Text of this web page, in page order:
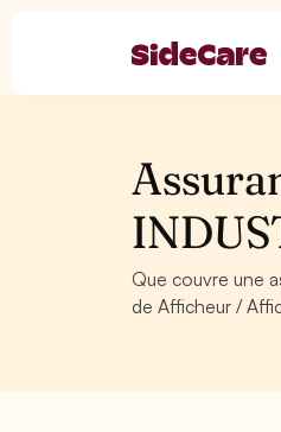
Que couvre une
de Afficheur /